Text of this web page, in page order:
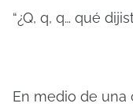
“¿Q, q, q… qué
En medio de una